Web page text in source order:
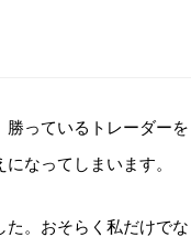
っているトレーダーを
なってしまいます。
。おそらく私だけでな